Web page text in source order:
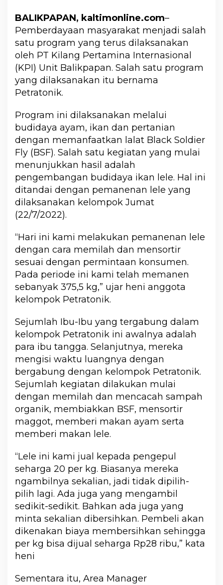
BALIKPAPAN, kaltimonline.com–
Pemberdayaan masyarakat menjadi salah
satu program yang terus dilaksanakan
oleh PT Kilang Pertamina Internasional
(KPI) Unit Balikpapan. Salah satu program
yang dilaksanakan itu bernama
Petratonik.
Program ini dilaksanakan melalui
budidaya ayam, ikan dan pertanian
dengan memanfaatkan lalat Black Soldier
Fly (BSF). Salah satu kegiatan yang mulai
menunjukkan hasil adalah
pengembangan budidaya ikan lele. Hal ini
ditandai dengan pemanenan lele yang
dilaksanakan kelompok Jumat
(22/7/2022).
“Hari ini kami melakukan pemanenan lele
dengan cara memilah dan mensortir
sesuai dengan permintaan konsumen.
Pada periode ini kami telah memanen
sebanyak 375,5 kg,” ujar heni anggota
kelompok Petratonik.
Sejumlah Ibu-Ibu yang tergabung dalam
kelompok Petratonik ini awalnya adalah
para ibu tangga. Selanjutnya, mereka
mengisi waktu luangnya dengan
bergabung dengan kelompok Petratonik.
Sejumlah kegiatan dilakukan mulai
dengan memilah dan mencacah sampah
organik, membiakkan BSF, mensortir
maggot, memberi makan ayam serta
memberi makan lele.
“Lele ini kami jual kepada pengepul
seharga 20 per kg. Biasanya mereka
ngambilnya sekalian, jadi tidak dipilih-
pilih lagi. Ada juga yang mengambil
sedikit-sedikit. Bahkan ada juga yang
minta sekalian dibersihkan. Pembeli akan
dikenakan biaya membersihkan sehingga
per kg bisa dijual seharga Rp28 ribu,” kata
heni
Sementara itu, Area Manager